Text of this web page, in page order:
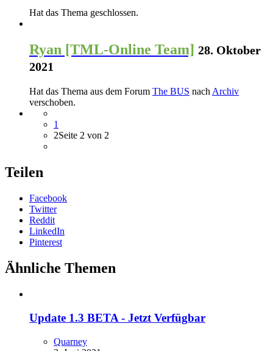
Hat das Thema geschlossen.
Ryan [TML-Online Team] 28. Oktober
2021
Hat das Thema aus dem Forum The BUS nachArchiv
verschoben.
1
2Seite 2 von 2
Teilen
Facebook
Twitter
Reddit
LinkedIn
Pinterest
Ähnliche Themen
Update 1.3 BETA - Jetzt Verfügbar
Quarney